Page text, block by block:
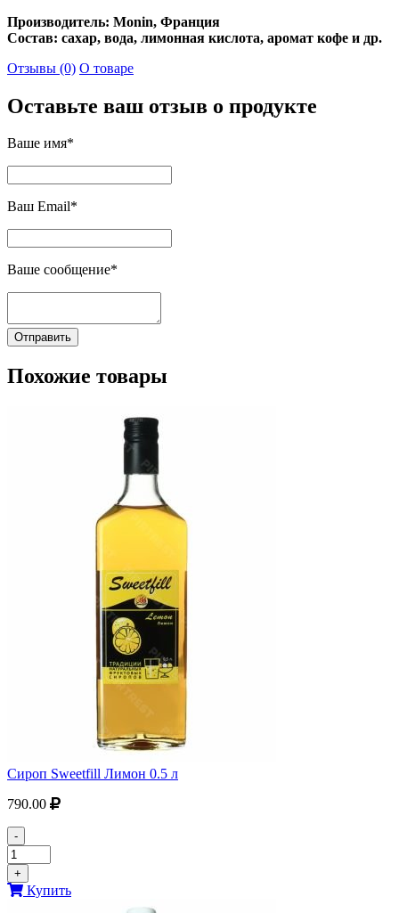
Производитель: Monin, Франция
Состав: сахар, вода, лимонная кислота, аромат кофе и др.
Отзывы (0) О товаре
Оставьте ваш отзыв о продукте
Ваше имя*
Ваш Email*
Ваше сообщение*
Отправить
Похожие товары
Сироп Sweetfill Лимон 0.5 л
790.00
-
+
Купить